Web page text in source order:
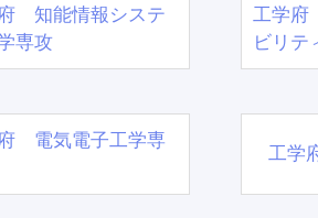
知能情報システ
専攻
工学府
ビリテ
電気電子工学専
工学